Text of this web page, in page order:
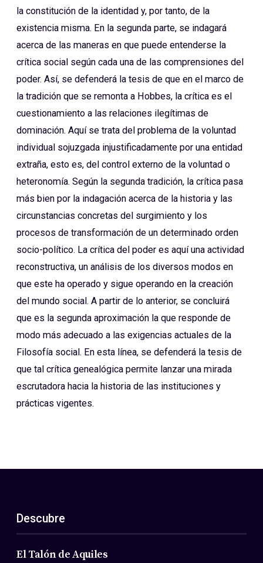
la constitución de la identidad y, por tanto, de la
existencia misma. En la segunda parte, se indagará
acerca de las maneras en que puede entenderse la
crítica social según cada una de las comprensiones del
poder. Así, se defenderá la tesis de que en el marco de
la tradición que se remonta a Hobbes, la crítica es el
cuestionamiento a las relaciones ilegítimas de
dominación. Aquí se trata del problema de la voluntad
individual sojuzgada injustificadamente por una entidad
extraña, esto es, del control externo de la voluntad o
heteronomía. Según la segunda tradición, la crítica pasa
más bien por la indagación acerca de la historia y las
circunstancias concretas del surgimiento y los
procesos de transformación de un determinado orden
socio-político. La crítica del poder es aquí una actividad
reconstructiva, un análisis de los diversos modos en
que este ha operado y sigue operando en la creación
del mundo social. A partir de lo anterior, se concluirá
que es la segunda aproximación la que responde de
modo más adecuado a las exigencias actuales de la
Filosofía social. En esta línea, se defenderá la tesis de
que tal crítica genealógica permite lanzar una mirada
escrutadora hacia la historia de las instituciones y
prácticas vigentes.
Descubre
El Talón de Aquiles